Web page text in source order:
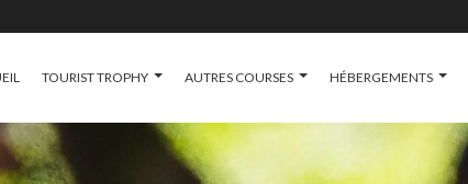
TOURIST TROPHY AUTRES COURSES HÉBERGEMENTS